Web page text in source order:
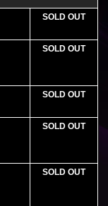
SOLD OUT
SOLD OUT
SOLD OUT
SOLD OUT
SOLD OUT